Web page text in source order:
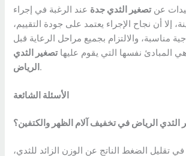
عنتصغير الثدي جدة عند الرغبة في إجراء
إلا أن نجاح الإجراء يعتمد على جودة التقييم،
مناسبة، والالتزام بجميع مراحل الرعاية قبل
المبادئ نفسها التي يقوم عليهاتصغير الثدي
الرياض .
الأسئلة الشائعة
الرياض في تخفيف آلام الظهر والكتفين؟
تقليل الضغط الناتج عن الوزن الزائد للثدي،